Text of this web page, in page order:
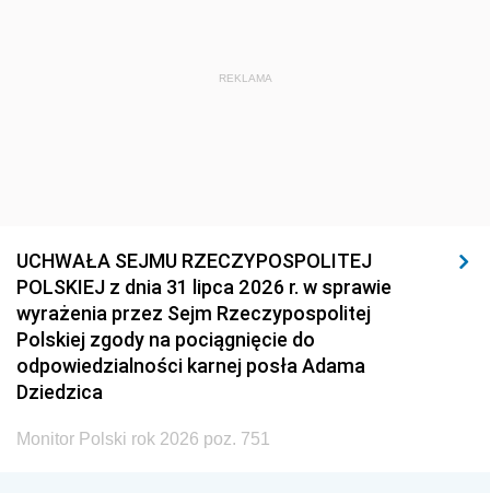
REKLAMA
UCHWAŁA SEJMU RZECZYPOSPOLITEJ
POLSKIEJ z dnia 31 lipca 2026 r. w sprawie
wyrażenia przez Sejm Rzeczypospolitej
Polskiej zgody na pociągnięcie do
odpowiedzialności karnej posła Adama
Dziedzica
Monitor Polski rok 2026 poz. 751